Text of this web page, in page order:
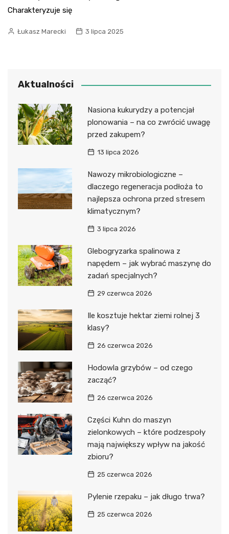
Charakteryzuje się
Łukasz Marecki 3 lipca 2025
Aktualności
Nasiona kukurydzy a potencjał
plonowania – na co zwrócić uwagę
przed zakupem?
13 lipca 2026
Nawozy mikrobiologiczne –
dlaczego regeneracja podłoża to
najlepsza ochrona przed stresem
klimatycznym?
3 lipca 2026
Glebogryzarka spalinowa z
napędem – jak wybrać maszynę do
zadań specjalnych?
29 czerwca 2026
Ile kosztuje hektar ziemi rolnej 3
klasy?
26 czerwca 2026
Hodowla grzybów – od czego
zacząć?
26 czerwca 2026
Części Kuhn do maszyn
zielonkowych – które podzespoły
mają największy wpływ na jakość
zbioru?
25 czerwca 2026
Pylenie rzepaku – jak długo trwa?
25 czerwca 2026